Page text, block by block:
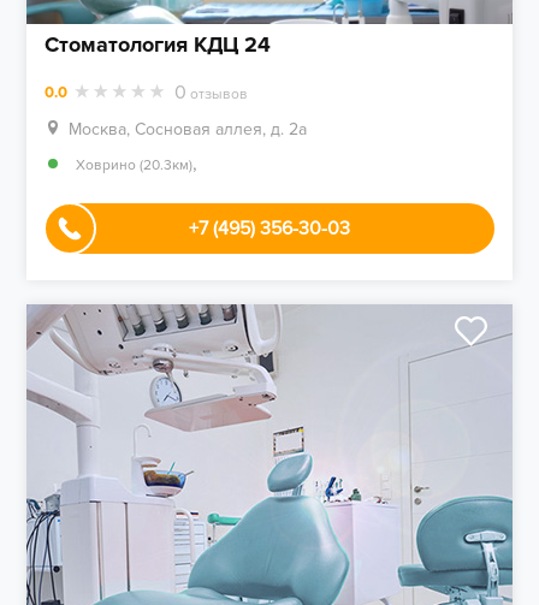
Стоматология КДЦ 24
0.0 0 отзывов
Москва, Сосновая аллея, д. 2а
Ховрино (20.3км),
+7 (495) 356-30-03